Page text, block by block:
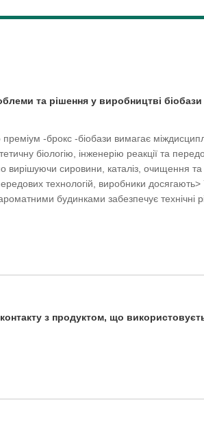
та рішення у виробництві
-брокс -біобази вимагає
біологію, інженерію реакції та
вирішуючи сировини, каталіз, очищення та
технологій, виробники досягають>
будинками забезпечує технічні
з продуктом, що